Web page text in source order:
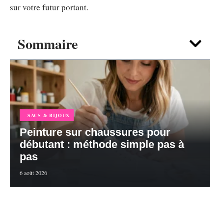
Sommaire
SACS & BIJOUX
Peinture sur chaussures pour
débutant : méthode simple pas à
pas
6 août 2026
sur votre futur portant.